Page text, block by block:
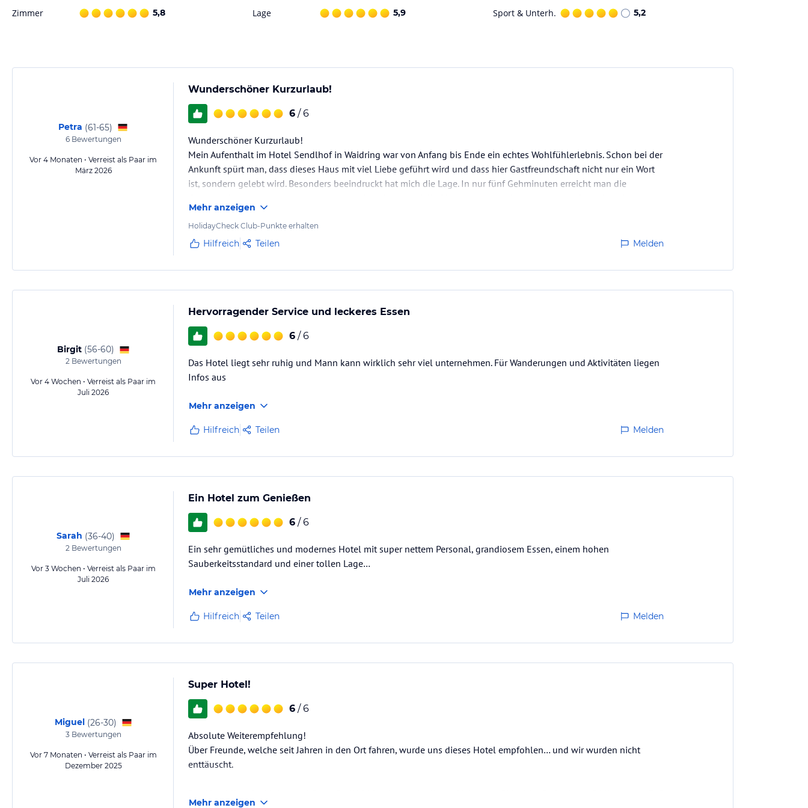
jeweiligen Veranstalters.
Zimmer 5,8 Lage 5,9 Sport & Unterh. 5,2
Petra (61-65)
6Bewertungen
Vor 4 Monaten • Verreist als Paar im
März 2026
Wunderschöner Kurzurlaub!
6 / 6
Wunderschöner Kurzurlaub!
Mein Aufenthalt im Hotel Sendlhof in Waidring war von Anfang bis Ende ein echtes Wohlfühlerlebnis. Schon bei der
Ankunft spürt man, dass dieses Haus mit viel Liebe geführt wird und dass hier Gastfreundschaft nicht nur ein Wort
ist, sondern gelebt wird. Besonders beeindruckt hat mich die Lage. In nur fünf Gehminuten erreicht man die
unmittelbarer Nähe, sodass man sowohl im Winter…
Mehr anzeigen
HolidayCheck Club-Punkte erhalten
Hilfreich Teilen Melden
Birgit (56-60)
2Bewertungen
Vor 4 Wochen • Verreist als Paar im
Juli 2026
Hervorragender Service und leckeres Essen
6 / 6
Das Hotel liegt sehr ruhig und Mann kann wirklich sehr viel unternehmen. Für Wanderungen und Aktivitäten liegen
Infos aus
Mehr anzeigen
Hilfreich Teilen Melden
Sarah (36-40)
2Bewertungen
Vor 3 Wochen • Verreist als Paar im
Juli 2026
Ein Hotel zum Genießen
6 / 6
Ein sehr gemütliches und modernes Hotel mit super nettem Personal, grandiosem Essen, einem hohen
Sauberkeitsstandard und einer tollen Lage…
Mehr anzeigen
Hilfreich Teilen Melden
Miguel (26-30)
3Bewertungen
Vor 7 Monaten • Verreist als Paar im
Dezember 2025
Super Hotel!
6 / 6
Absolute Weiterempfehlung!
Über Freunde, welche seit Jahren in den Ort fahren, wurde uns dieses Hotel empfohlen… und wir wurden nicht
enttäuscht.
Mehr anzeigen